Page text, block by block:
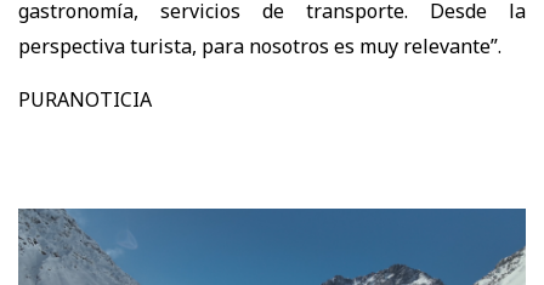
gastronomía, servicios de transporte. Desde la
perspectiva turista, para nosotros es muy relevante”.
PURANOTICIA